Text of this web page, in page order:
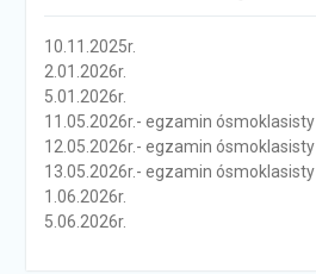
10.11.2025r.
2.01.2026r.
5.01.2026r.
11.05.2026r.- egzamin ósmoklasisty
12.05.2026r.- egzamin ósmoklasisty
13.05.2026r.- egzamin ósmoklasisty
1.06.2026r.
5.06.2026r.